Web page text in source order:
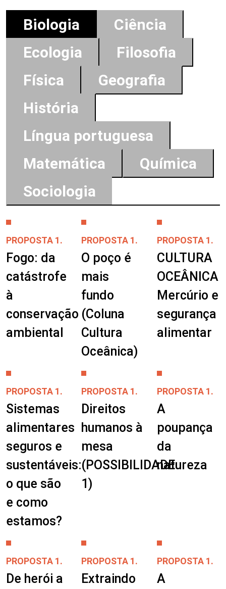
Biologia
Ciência
Ecologia
Filosofia
Física
Geografia
História
Língua portuguesa
Matemática
Química
Sociologia
PROPOSTA 1.
Fogo: da
catástrofe
à
conservação
ambiental
PROPOSTA 1.
O poço é
mais
fundo
(Coluna
Cultura
Oceânica)
PROPOSTA 1.
CULTURA
OCEÂNICA
Mercúrio e
segurança
alimentar
PROPOSTA 1.
Sistemas
alimentares
seguros e
sustentáveis:
o que são
e como
estamos?
PROPOSTA 1.
Direitos
humanos à
mesa
(POSSIBILIDADE
1)
PROPOSTA 1.
A
poupança
da
natureza
PROPOSTA 1.
De herói a
PROPOSTA 1.
Extraindo
PROPOSTA 1.
A